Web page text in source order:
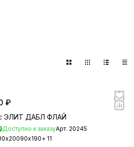
₽
ЭЛИТ ДАБЛ ФЛАЙ
Доступно к заказуАрт. 20245
90х190+ 11